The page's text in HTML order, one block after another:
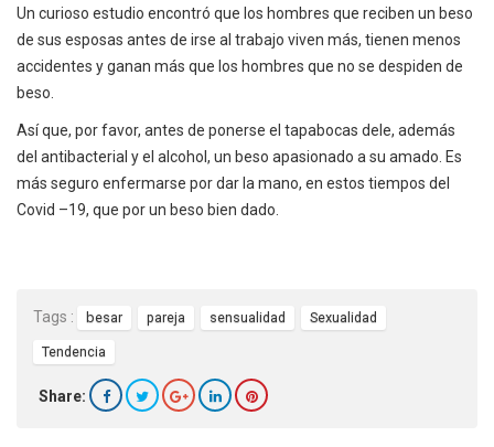
Un curioso estudio encontró que los hombres que reciben un beso
de sus esposas antes de irse al trabajo viven más, tienen menos
accidentes y ganan más que los hombres que no se despiden de
beso.
Así que, por favor, antes de ponerse el tapabocas dele, además
del antibacterial y el alcohol, un beso apasionado a su amado. Es
más seguro enfermarse por dar la mano, en estos tiempos del
Covid –19, que por un beso bien dado.
Tags : besar pareja sensualidad Sexualidad
Tendencia
Share: